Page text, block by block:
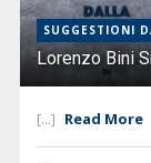
SUGGESTIONI
Lorenzo Bini
[...] Read More